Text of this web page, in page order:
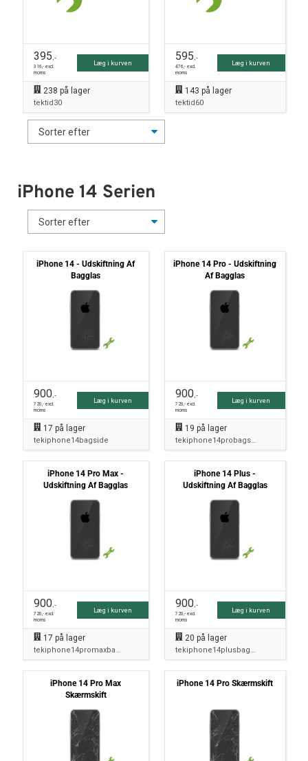
395,-
316,- excl.
moms
Læg i kurven
238 på lager
tektid30
595,-
476,- excl.
moms
Læg i kurven
143 på lager
tektid60
iPhone 14 Serien
iPhone 14 - Udskiftning Af
Bagglas
900,-
720,- excl.
moms
Læg i kurven
17 på lager
tekiphone14bagside
iPhone 14 Pro - Udskiftning
Af Bagglas
900,-
720,- excl.
moms
Læg i kurven
19 på lager
tekiphone14probagside
iPhone 14 Pro Max -
Udskiftning Af Bagglas
900,-
720,- excl.
moms
Læg i kurven
17 på lager
tekiphone14promaxbagside
iPhone 14 Plus -
Udskiftning Af Bagglas
900,-
720,- excl.
moms
Læg i kurven
20 på lager
tekiphone14plusbagside
iPhone 14 Pro Max
Skærmskift
iPhone 14 Pro Skærmskift